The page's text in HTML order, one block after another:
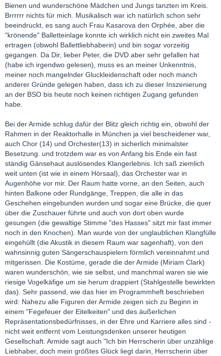
Bienen und wunderschöne Mädchen und Jungs tanzten im Kreis.
Brrrrrr nichts für mich. Musikalisch war ich natürlich schon sehr
beeindruckt, es sang auch Frau Kasarova den Orphée, aber die
"krönende" Balletteinlage konnte ich wirklich nicht ein zweites Mal
ertragen (obwohl Ballettliebhaberin) und bin sogar vorzeitig
gegangen. Da Dir, lieber Peter, die DVD aber sehr gefallen hat
(habe ich irgendwo gelesen), muss es an meiner Unkenntnis,
meiner noch mangelnder Gluckleidenschaft oder noch manch
anderer Gründe gelegen haben, dass ich zu dieser Inszenierung
an der BSO bis heute noch keinen richtigen Zugang gefunden
habe.
Bei der Armide schlug dafür der Blitz gleich richtig ein, obwohl der
Rahmen in der Reaktorhalle in München ja viel bescheidener war,
auch Chor (14) und Orchester(13) in sicherlich minimalster
Besetzung. und trotzdem war es von Anfang bis Ende ein fast
ständig Gänsehaut auslösendes Klangerlebnis. Ich saß ziemlich
weit unten (ist wie in einem Hörsaal), das Orchester war in
Augenhöhe vor mir. Der Raum hatte vorne, an den Seiten, auch
hinten Balkone oder Rundgänge, Treppen, die alle in das
Geschehen eingebunden wurden und sogar eine Brücke, die quer
über die Zuschauer führte und auch von dort oben wurde
gesungen (die gewaltige Stimme "des Hasses" sitzt mir fast immer
noch in den Knochen). Man wurde von der unglaublichen Klangfülle
eingehüllt (die Akustik in diesem Raum war sagenhaft), von den
wahnsinnig guten Sängerschauspielern förmlich vereinnahmt und
mitgerissen. Die Kostüme, gerade die der Armide (Miriam Clark)
waren wunderschön, wie sie selbst, und manchmal waren sie wie
riesige Vogelkäfige um sie herum drappiert (Stahlgestelle bewirkten
das). Sehr passend, wie das hier im Programmheft beschrieben
wird: Nahezu alle Figuren der Armide zeigen sich zu Beginn in
einem "Fegefeuer der Eitelkeiten" und des äußerlichen
Repräsentationsbedürfnisses, in der Ehre und Karriere alles sind -
nicht weit entfernt vom Leistungsdenken unserer heutigen
Gesellschaft. Armide sagt auch "Ich bin Herrscherin über unzählige
Liebhaber, doch mein größtes Glück liegt darin, Herrscherin über